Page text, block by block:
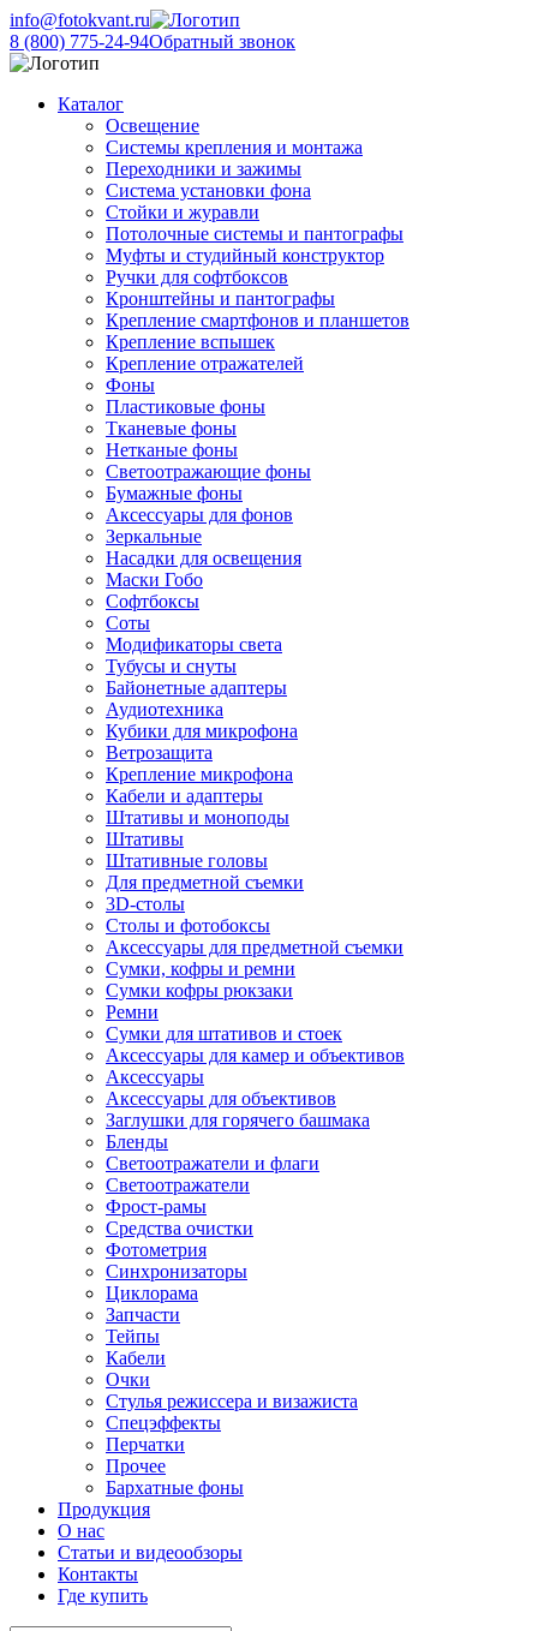
info@fotokvant.ru
8 (800) 775-24-94Обратный звонок
Каталог
Освещение
Системы крепления и монтажа
Переходники и зажимы
Система установки фона
Стойки и журавли
Потолочные системы и пантографы
Муфты и студийный конструктор
Ручки для софтбоксов
Кронштейны и пантографы
Крепление смартфонов и планшетов
Крепление вспышек
Крепление отражателей
Фоны
Пластиковые фоны
Тканевые фоны
Нетканые фоны
Светоотражающие фоны
Бумажные фоны
Аксессуары для фонов
Зеркальные
Насадки для освещения
Маски Гобо
Софтбоксы
Соты
Модификаторы света
Тубусы и снуты
Байонетные адаптеры
Аудиотехника
Кубики для микрофона
Ветрозащита
Крепление микрофона
Кабели и адаптеры
Штативы и моноподы
Штативы
Штативные головы
Для предметной съемки
3D-столы
Столы и фотобоксы
Аксессуары для предметной съемки
Сумки, кофры и ремни
Сумки кофры рюкзаки
Ремни
Сумки для штативов и стоек
Аксессуары для камер и объективов
Аксессуары
Аксессуары для объективов
Заглушки для горячего башмака
Бленды
Светоотражатели и флаги
Светоотражатели
Фрост-рамы
Средства очистки
Фотометрия
Синхронизаторы
Циклорама
Запчасти
Тейпы
Кабели
Очки
Стулья режиссера и визажиста
Спецэффекты
Перчатки
Прочее
Бархатные фоны
Продукция
О нас
Статьи и видеообзоры
Контакты
Где купить